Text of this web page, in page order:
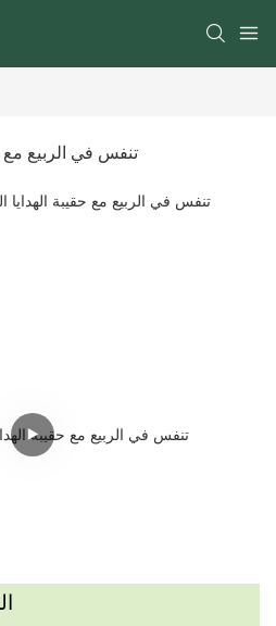
تنفس في الربيع مع
تنفس في الربيع مع حقيبة